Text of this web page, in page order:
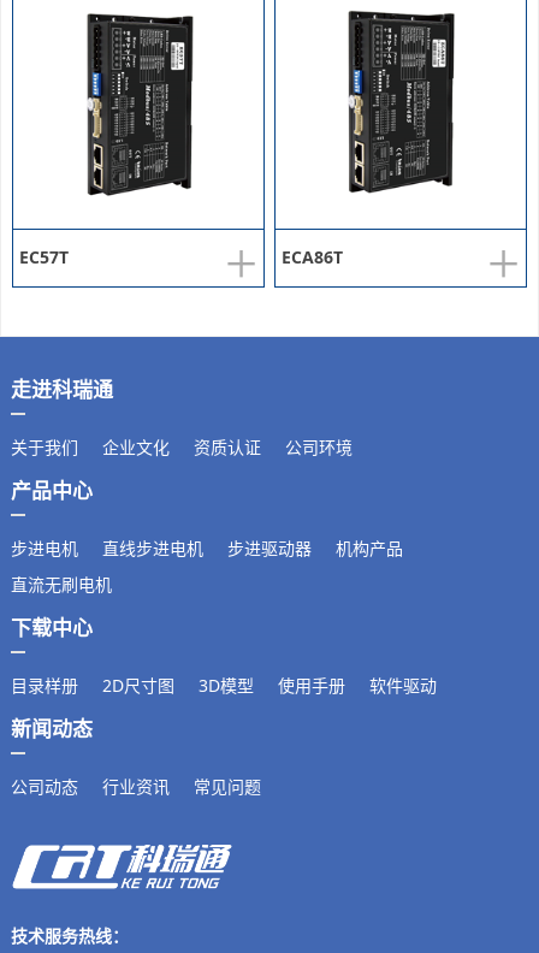
+
EC57T +
ECA86T
走进科瑞通
关于我们 企业文化 资质认证 公司环境
产品中心
步进电机 直线步进电机 步进驱动器
机构产品
直流无刷电机
下载中心
目录样册 2D尺寸图 3D模型 使用手册 软件驱动
新闻动态
公司动态 行业资讯 常见问题
技术服务热线：